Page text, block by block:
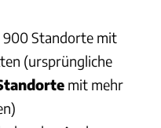
900 Standorte mit
(ursprüngliche
mit mehr